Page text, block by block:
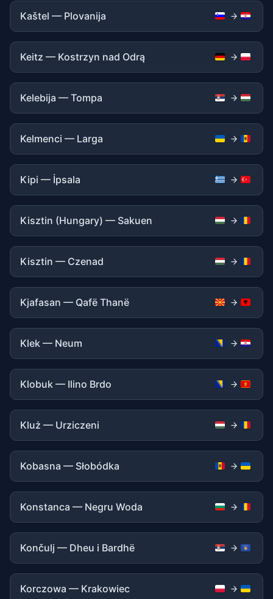
Kaštel — Plovanija
Keitz — Kostrzyn nad Odrą
Kelebija — Tompa
Kelmenci — Larga
Kipi — İpsala
Kisztin (Hungary) — Sakuen
Kisztin — Czenad
Kjafasan — Qafë Thanë
Klek — Neum
Klobuk — Ilino Brdo
Kluż — Urziczeni
Kobasna — Słobódka
Konstanca — Negru Woda
Končulj — Dheu i Bardhë
Korczowa — Krakowiec